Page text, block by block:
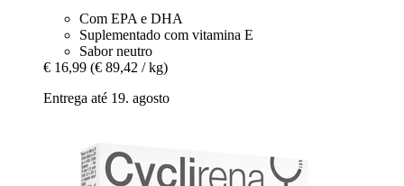
Com EPA e DHA
Suplementado com vitamina E
Sabor neutro
€ 16,99 (€ 89,42 / kg)
Entrega até 19. agosto